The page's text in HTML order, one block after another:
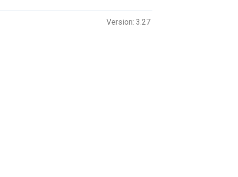
Version: 3.27